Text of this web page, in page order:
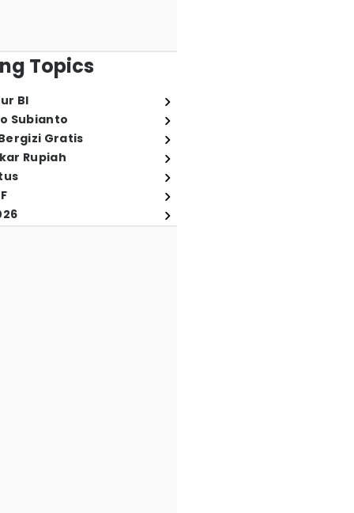
Topics
BI
Subianto
Gratis
Rupiah